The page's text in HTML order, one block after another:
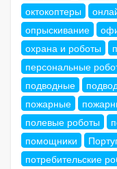
октокоптеры
опрыскивание
охрана и роботы
персональные
подводные
пожарные
полевые роботы
помощники
потребительские